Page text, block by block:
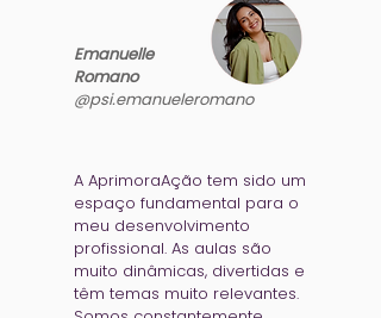
Emanuelle
Romano
@psi.emanueleromano
A AprimoraAção tem sido um
espaço fundamental para o
meu desenvolvimento
profissional. As aulas são
muito dinâmicas, divertidas e
têm temas muito relevantes.